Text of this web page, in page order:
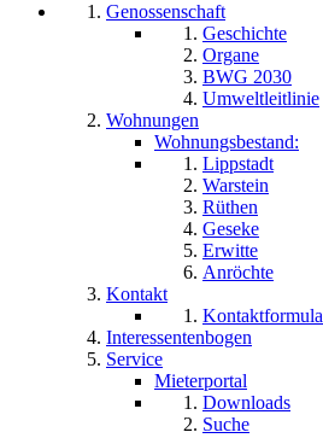
Genossenschaft
Geschichte
Organe
BWG 2030
Umweltleitlinie
Wohnungen
Wohnungsbestand:
Lippstadt
Warstein
Rüthen
Geseke
Erwitte
Anröchte
Kontakt
Interessentenbogen
Service
Mieterportal
Downloads
Suche